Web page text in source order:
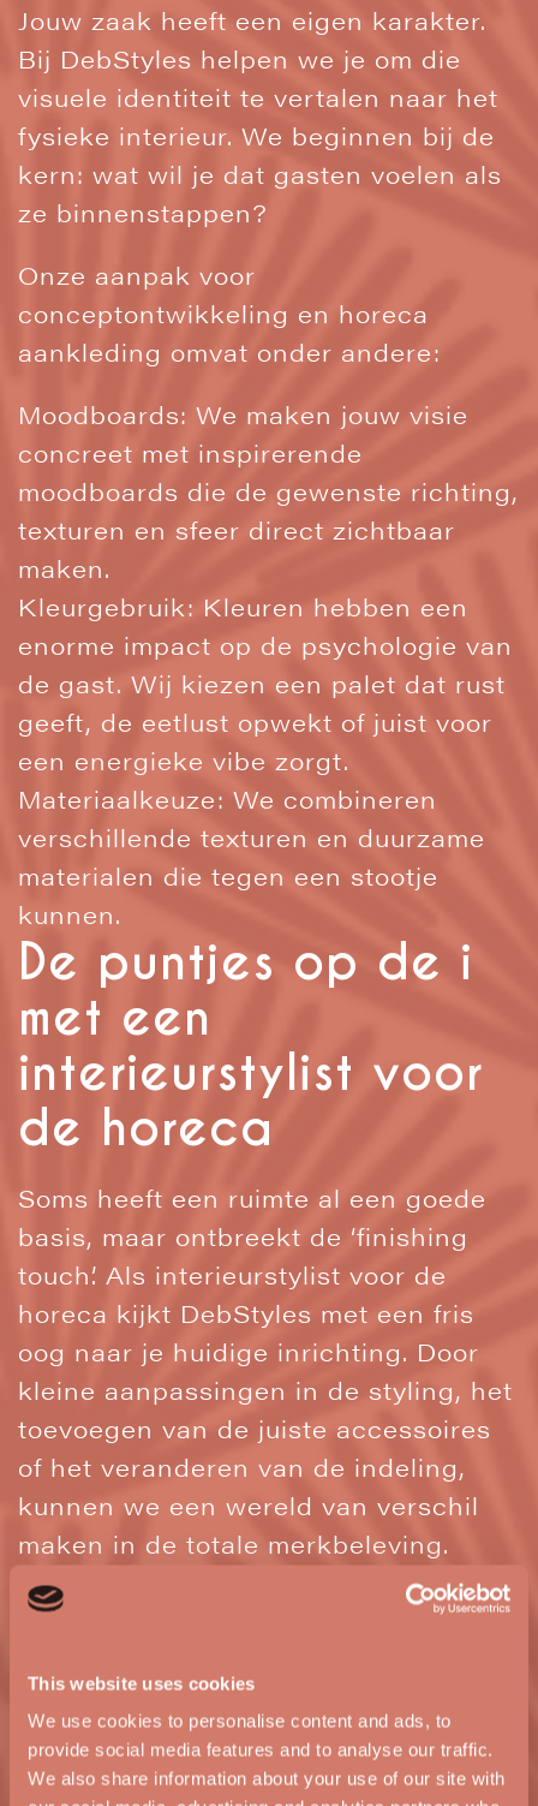
This website uses cookies
We use cookies to personalise content and ads, to
provide social media features and to analyse our traffic.
We also share information about your use of our site with
Jouw zaak heeft een eigen karakter.
Bij DebStyles helpen we je om die
visuele identiteit te vertalen naar het
fysieke interieur. We beginnen bij de
kern: wat wil je dat gasten voelen als
ze binnenstappen?
Onze aanpak voor
conceptontwikkeling en horeca
aankleding omvat onder andere:
Moodboards: We maken jouw visie
concreet met inspirerende
moodboards die de gewenste richting,
texturen en sfeer direct zichtbaar
maken.
Kleurgebruik: Kleuren hebben een
enorme impact op de psychologie van
de gast. Wij kiezen een palet dat rust
geeft, de eetlust opwekt of juist voor
een energieke vibe zorgt.
Materiaalkeuze: We combineren
verschillende texturen en duurzame
materialen die tegen een stootje
kunnen.
De puntjes op de i
met een
interieurstylist voor
de horeca
Soms heeft een ruimte al een goede
basis, maar ontbreekt de ‘finishing
touch’. Als interieurstylist voor de
horeca kijkt DebStyles met een fris
oog naar je huidige inrichting. Door
kleine aanpassingen in de styling, het
toevoegen van de juiste accessoires
of het veranderen van de indeling,
kunnen we een wereld van verschil
maken in de totale merkbeleving.
Van een seizoensgebonden restyling
de tekentafel; wij zorgen dat de
horeca aankleding naadloos aansluit
bij jouw ambities.